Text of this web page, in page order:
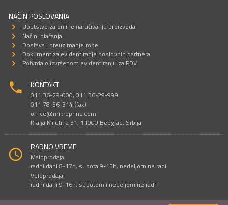
NAČIN POSLOVANJA
Uputstvo za online naručivanje proizvoda
Načini plaćanja
Dostava I preuzimanje robe
Dokument za evidentiranje poslovnih partnera
Potvrda o izvršenom evidentiranju za PDV
KONTAKT
011 36-29-000; 011 36-29-999
011 78-56-314 (fax)
office@mikroprinc.com
Kralja Milutina 31, 11000 Beograd, Srbija
RADNO VREME
Maloprodaja:
radni dani 8-17h, subota 9-15h, nedeljom ne radi
Veleprodaja:
radni dani 9-16h, subotom i nedeljom ne radi